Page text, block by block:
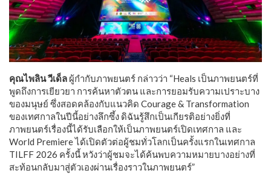
​คุณไพลิน วีเด็ล ผู้กำกับภาพยนตร์ กล่าวว่า “Heals เป็นภาพยนตร์ที่
พูดถึงการเยียวยา การค้นหาตัวตน และการยอมรับความเปราะบาง
ของมนุษย์ ซึ่งสอดคล้องกับแนวคิด Courage & Transformation
ของเทศกาลในปีนี้อย่างลึกซึ้ง ดิฉันรู้สึกเป็นเกียรติอย่างยิ่งที่
ภาพยนตร์เรื่องนี้ได้รับเลือกให้เป็นภาพยนตร์เปิดเทศกาล และ
World Premiere ได้เปิดตัวต่อผู้ชมทั่วโลกเป็นครั้งแรกในเทศกาล
TILFF 2026 ครั้งนี้ หวังว่าผู้ชมจะได้ค้นพบความหมายบางอย่างที่
สะท้อนกลับมาสู่ตัวเองผ่านเรื่องราวในภาพยนตร์”